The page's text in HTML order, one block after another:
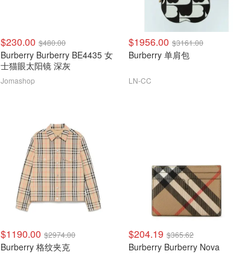
$230.00 $480.00
Burberry Burberry BE4435 女
士猫眼太阳镜 深灰
Jomashop
$1956.00 $3161.00
Burberry 单肩包
LN-CC
$1190.00 $2974.00
Burberry 格纹夹克
$204.19 $365.62
Burberry Burberry Nova